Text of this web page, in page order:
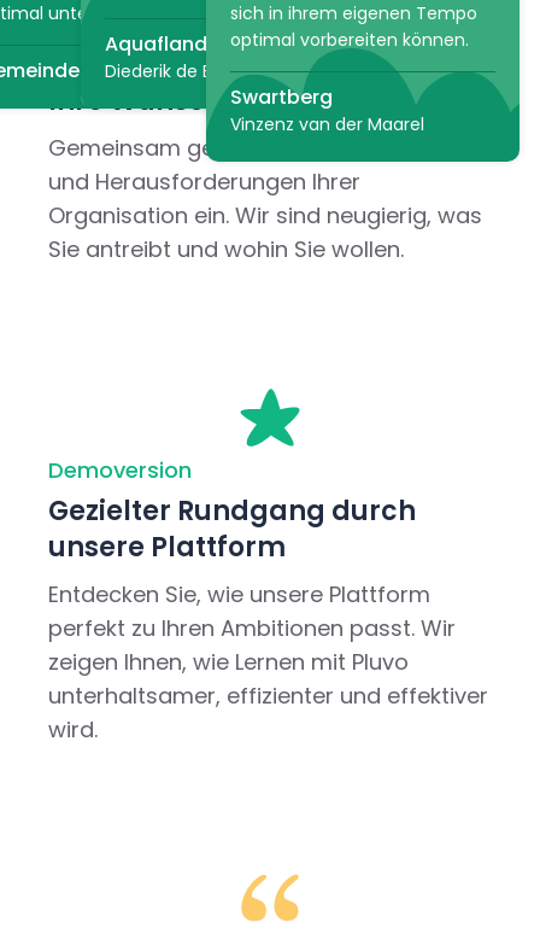
ARTIS
unterstützen können.
Den Haag
Aquaflandern
Diederik de Bruyn
sich in ihrem eigenen Tempo
optimal vorbereiten können.
Swartberg
Vinzenz van der Maarel
Situation
Ihre Wünsche und Bedürfnisse
Gemeinsam gehen wir auf die Lernziele
und Herausforderungen Ihrer
Organisation ein. Wir sind neugierig, was
Sie antreibt und wohin Sie wollen.
Demoversion
Gezielter Rundgang durch
unsere Plattform
Entdecken Sie, wie unsere Plattform
perfekt zu Ihren Ambitionen passt. Wir
zeigen Ihnen, wie Lernen mit Pluvo
unterhaltsamer, effizienter und effektiver
wird.